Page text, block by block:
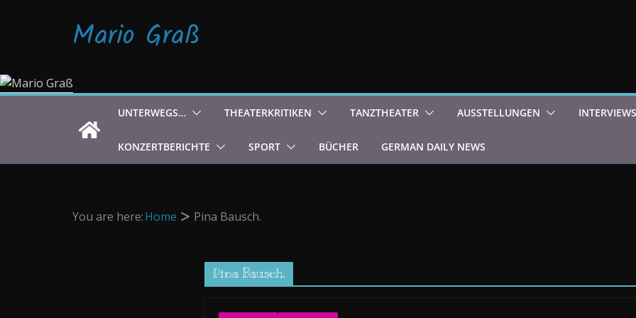
Mario Graß
UNTERWEGS… THEATERKRITIKEN TANZTHEATER AUSSTELLUNGEN INTERVIEWS
KONZERTBERICHTE SPORT BÜCHER GERMAN DAILY NEWS
You are here:Home Pina Bausch.
Pina Bausch.